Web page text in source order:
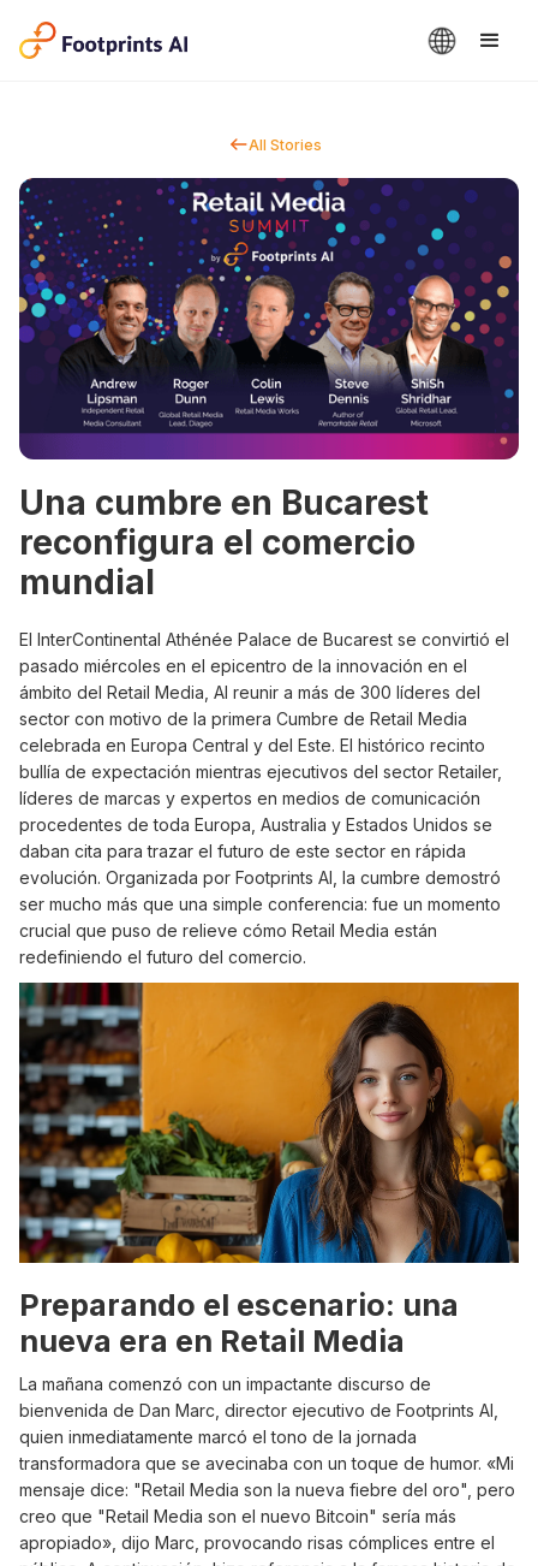
All Stories
Una cumbre en Bucarest
reconfigura el comercio
mundial
El InterContinental Athénée Palace de Bucarest se convirtió el
pasado miércoles en el epicentro de la innovación en el
ámbito del Retail Media, AI reunir a más de 300 líderes del
sector con motivo de la primera Cumbre de Retail Media
celebrada en Europa Central y del Este. El histórico recinto
bullía de expectación mientras ejecutivos del sector Retailer,
líderes de marcas y expertos en medios de comunicación
procedentes de toda Europa, Australia y Estados Unidos se
daban cita para trazar el futuro de este sector en rápida
evolución. Organizada por Footprints AI, la cumbre demostró
ser mucho más que una simple conferencia: fue un momento
crucial que puso de relieve cómo Retail Media están
redefiniendo el futuro del comercio.
Preparando el escenario: una
nueva era en Retail Media
La mañana comenzó con un impactante discurso de
bienvenida de Dan Marc, director ejecutivo de Footprints AI,
quien inmediatamente marcó el tono de la jornada
transformadora que se avecinaba con un toque de humor. «Mi
mensaje dice: "Retail Media son la nueva fiebre del oro", pero
creo que "Retail Media son el nuevo Bitcoin" sería más
apropiado», dijo Marc, provocando risas cómplices entre el